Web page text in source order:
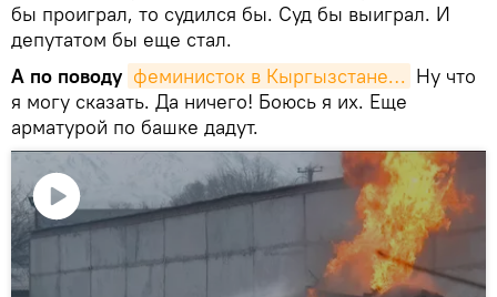
бы проиграл, то судился бы. Суд бы выиграл. И
депутатом бы еще стал.
А по поводу феминисток в Кыргызстане… Ну что
я могу сказать. Да ничего! Боюсь я их. Еще
арматурой по башке дадут.
Воспроизвести